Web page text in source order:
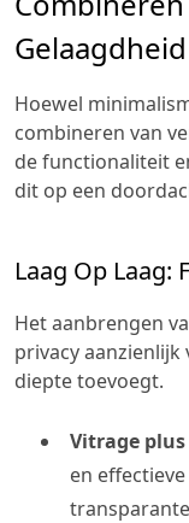
Gelaagdheid
Hoewel
combineren van
de functionaliteit
dit op een
Laag Op Laag:
Het aanbrengen
privacy
diepte toevoegt.
Vitrage
en